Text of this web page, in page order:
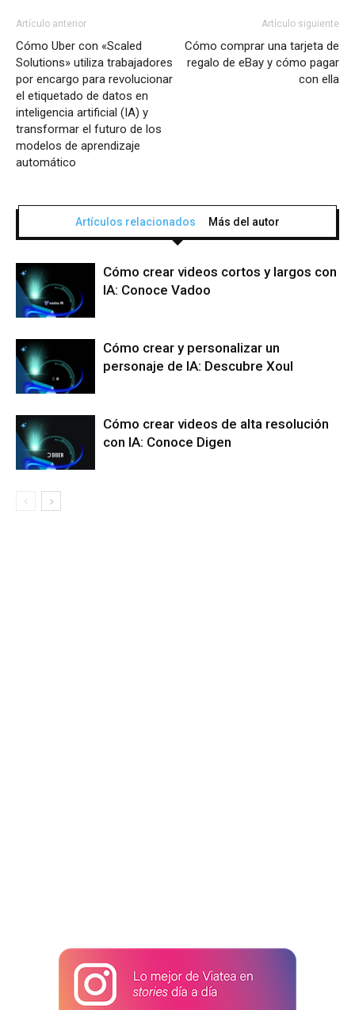
Artículo anterior
Cómo Uber con «Scaled
Solutions» utiliza trabajadores
por encargo para revolucionar
el etiquetado de datos en
inteligencia artificial (IA) y
transformar el futuro de los
modelos de aprendizaje
automático
Artículo siguiente
Cómo comprar una tarjeta de
regalo de eBay y cómo pagar
con ella
Artículos relacionados Más del autor
Cómo crear videos cortos y largos con
IA: Conoce Vadoo
Cómo crear y personalizar un
personaje de IA: Descubre Xoul
Cómo crear videos de alta resolución
con IA: Conoce Digen